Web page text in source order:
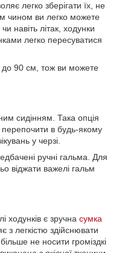
легко зберігати їх, не
чином ви легко можете
навіть літак, ходунки
легко пересуватися
до 90 см, тож ви можете
сидінням. Така опція
перепочити в будь-якому
у черзі.
ручні гальма. Для
віджати важелі гальм
ходунків є зручна сумка
з легкістю здійснювати
не носити громіздкі